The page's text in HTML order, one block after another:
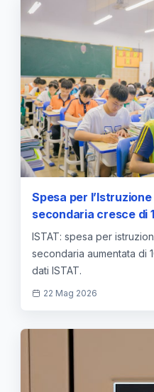
Spesa per
secondaria cresce di
dati ISTAT
ISTAT: spesa per
secondaria aumentata di
dati ISTAT.
22 Mag 2026